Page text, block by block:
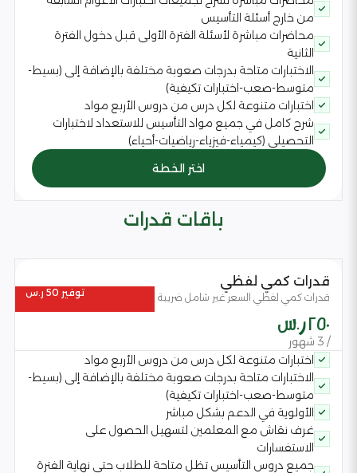
من خارج أسئلة التأسيس
محاضرات مباشرة لأسئلة الفترة الأولى قبل دخول الفترة
الثانية
الاختبارات متاحة بدرجات صعوبة مختلفة بالإضافة إلى (بسيط-
متوسط-صعب-اختبارات تكيفية)
اختبارات متنوعة لكل درس من دروس الأربع مواد
شرح كامل في جميع مواد التأسيس للاستعداد لاختبارات
التحصيلي (كيمياء-فيزياء-رياضيات-أحياء)
اختر الخطة
باقات قدرات
قدرات كمي لفظي
قدرات كمي لفظي السعر غير شامل ضريبة القيمة المضافة
250 ر.س
/ 3 شهور
اختبارات متنوعة لكل درس من دروس الأربع مواد
الاختبارات متاحة بدرجات صعوبة مختلفة بالإضافة إلى (بسيط-
متوسط-صعب-اختبارات تكيفية)
الأولوية في الدعم بشكل مباشر
غرف نقاش مع المعلمين لتسهيل الحصول على
الاستفسارات
جميع دروس التأسيس تظل متاحة للطلاب حتى نهاية الفترة
توفير 50 ر.س